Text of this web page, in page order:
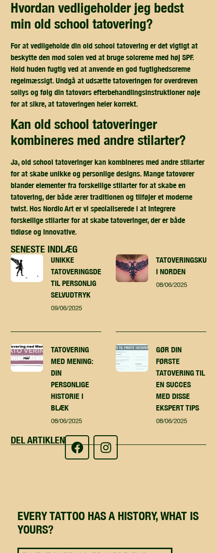
hvordan vedligeholder jeg bedst
min old school tatovering?
For at vedligeholde din old school tatovering er det vigtigt at
beskytte den mod solen ved at bruge solcreme med høj SPF.
Hold huden fugtig ved at anvende en god fugtighedscreme
regelmæssigt. Undgå at udsætte tatoveringen for overdreven
sollys og følg din tatovørs efterbehandlingsinstruktioner nøje
for at sikre, at tatoveringen heler korrekt.
kan old school tatoveringer
kombineres med andre stilarter?
Ja, old school tatoveringer kan kombineres med andre stilarter
for at skabe unikke og personlige designs. Mange tatovører
blander elementer fra forskellige stilarter for at skabe en
tatovering, der både ærer traditionen og tilføjer et moderne
twist. Hos Nordic Art er vi specialiserede i at integrere
forskellige stilarter for at skabe tatoveringer, der er både
tidløse og innovative.
SENESTE INDLÆG
UNIKKE
TATOVERINGSDESIGN
TIL PERSONLIG
SELVUDTRYK
09/06/2025
TATOVERINGSKUNST
I NORDEN
08/06/2025
TATOVERING
MED MENING:
DIN
PERSONLIGE
HISTORIE I
BLÆK
08/06/2025
GØR DIN
FØRSTE
TATOVERING TIL
EN SUCCES
MED DISSE
EKSPERT TIPS
08/06/2025
DEL ARTIKLEN
EVERY TATTOO HAS A HISTORY, WHAT IS
YOURS?